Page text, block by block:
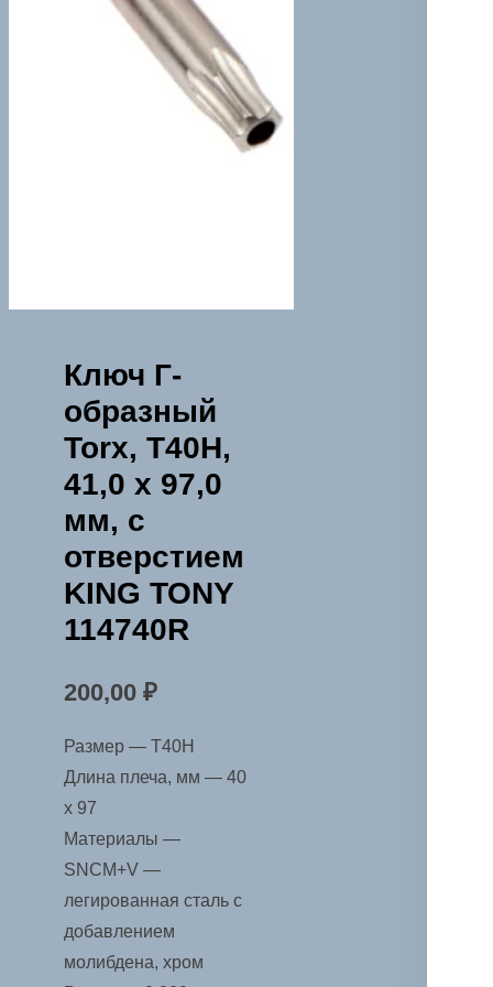
Ключ Г-
образный
Torx, Т40H,
41,0 х 97,0
мм, с
отверстием
KING TONY
114740R
200,00 ₽
Размер — T40H
Длина плеча, мм — 40
х 97
Материалы —
SNCM+V —
легированная сталь с
добавлением
молибдена, хром